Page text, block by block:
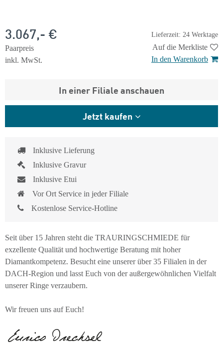
Lieferzeit: 24 Werktage
3.067,- €
Paarpreis
inkl. MwSt.
Auf die Merkliste
In den Warenkorb
In einer Filiale anschauen
Jetzt kaufen
Inklusive Lieferung
Inklusive Gravur
Inklusive Etui
Vor Ort Service in jeder Filiale
Kostenlose Service-Hotline
Seit über 15 Jahren steht die TRAURINGSCHMIEDE für
exzellente Qualität und hochwertige Beratung mit hoher
Diamantkompetenz. Besucht eine unserer über 35 Filialen in der
DACH-Region und lasst Euch von der außergewöhnlichen Vielfalt
unserer Ringe verzaubern.
Wir freuen uns auf Euch!